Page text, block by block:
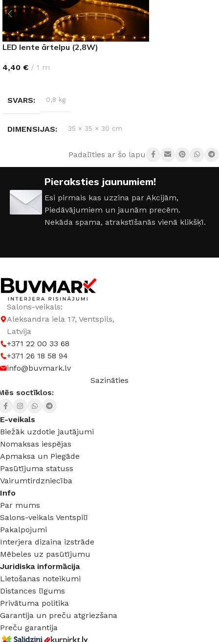
LED lente ārtelpu (2,8W)
4,40 € 1 m
SVARS 0,8 kg
DIMENSIJAS 35 × 35 × 30 cm
AIZSARDZĪBAS KLASE IP44
GAISMAS TEMPERATŪRA
3000 K (silti balta) ,4000 K (neitrāli balta)
Padalīties ar šo lapu:
Pieraksties jaunumiem!
Esi pirmais kas uzzina par Akcijām,
Piedāvājumiem un jaunām precēm.
Nekāda spama, atrakstīšanās vienā klikšķī.
Salons-veikals:
Aleksandra iela 17, Ventspils,
Latvija
+371 22 00 33 68
+371 26 18 58 94
info@buvmark.lv
Sazināties
soctīklos:
E-veikals
Biežāk uzdotie jautājumi
Nomaksas iespējas
Apmaksa un Piegāde
Pasūtījuma statuss
Vairumtirdzniecība
Info
Par mums
Salons-veikals Ventspilī
Pakalpojumi
Interjera dizaina izstrāde
Mēbeles uz pasūtījumu
Juridiska informācija
Lietošanas noteikumi
Distances līgums
Privātuma politika
Garantija un preču atgriezšana
Preču garantija